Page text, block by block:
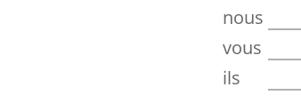
nous
vous
ils